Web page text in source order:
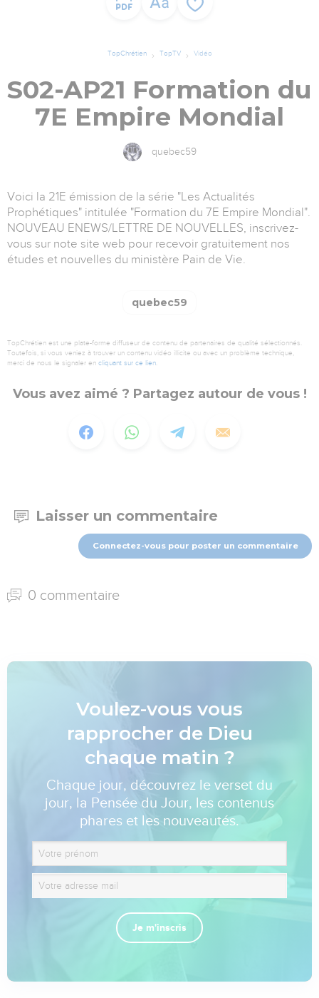
TopChrétien TopTV Vidéo
S02-AP21 Formation du
7E Empire Mondial
quebec59
Voici la 21E émission de la série "Les Actualités
Prophétiques" intitulée "Formation du 7E Empire Mondial".
NOUVEAU ENEWS/LETTRE DE NOUVELLES, inscrivez-
vous sur note site web pour recevoir gratuitement nos
études et nouvelles du ministère Pain de Vie.
quebec59
TopChrétien est une plate-forme diffuseur de contenu de partenaires de qualité sélectionnés.
Toutefois, si vous veniez à trouver un contenu vidéo illicite ou avec un problème technique,
merci de nous le signaler en cliquant sur ce lien.
Vous avez aimé ? Partagez autour de vous !
Laisser un commentaire
Connectez-vous pour poster un commentaire
0 commentaire
Voulez-vous vous
rapprocher de Dieu
chaque matin ?
Chaque jour, découvrez le verset du
jour, la Pensée du Jour, les contenus
phares et les nouveautés.
Je m'inscris